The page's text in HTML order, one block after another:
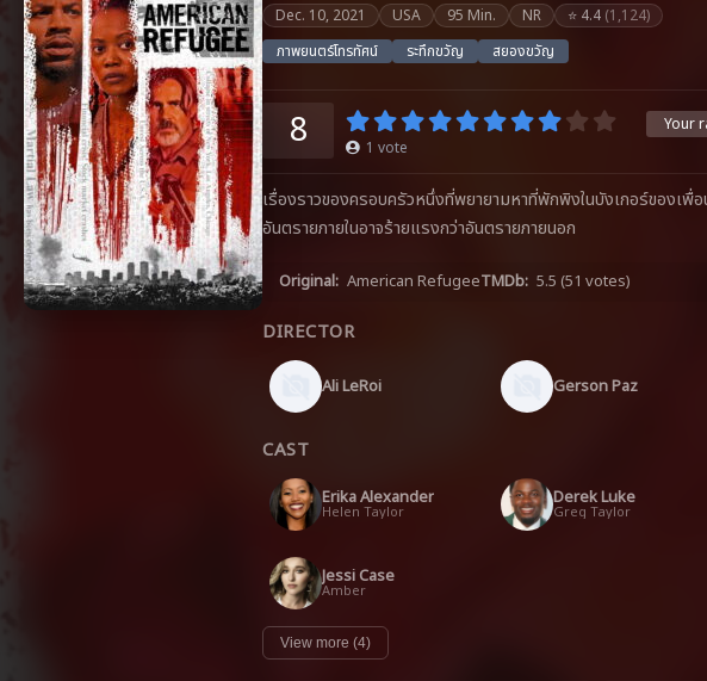
Dec. 10, 2021 USA 95 Min. NR ⭐ 4.4 (1,124)
ภาพยนตร์โทรทัศน์
ระทึกขวัญ สยองขวัญ
Your
8 1 vote
เรื่องราวของครอบครัวหนึ่งที่พยายามหาที่พักพิงในบังเกอร์ของเพื่
อันตรายภายในอาจร้ายแรงกว่าอันตรายภายนอก
Original: American RefugeeTMDb: 5.5 (51 votes)
DIRECTOR
Ali LeRoi Gerson Paz
CAST
Erika Alexander
Helen Taylor
Derek Luke
Greg Taylor
Jessi Case
Amber
View more (4)